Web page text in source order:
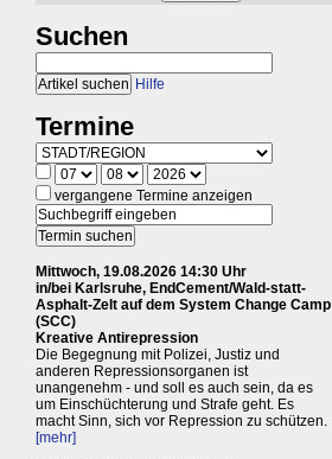
Suchen
Hilfe
Termine
vergangene Termine anzeigen
Mittwoch, 19.08.2026 14:30 Uhr
in/bei Karlsruhe, EndCement/Wald-statt-
Asphalt-Zelt auf dem System Change Camp
(SCC)
Kreative Antirepression
Die Begegnung mit Polizei, Justiz und
anderen Repressionsorganen ist
unangenehm - und soll es auch sein, da es
um Einschüchterung und Strafe geht. Es
macht Sinn, sich vor Repression zu schützen.
[mehr]